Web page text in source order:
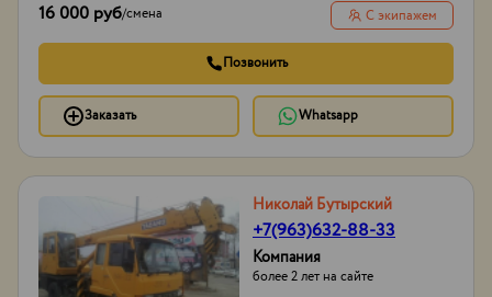
16 000 руб/смена С экипажем
Позвонить
Заказать Whatsapp
Николай Бутырский
+7(963)632-88-33
Компания
более 2 лет на сайте